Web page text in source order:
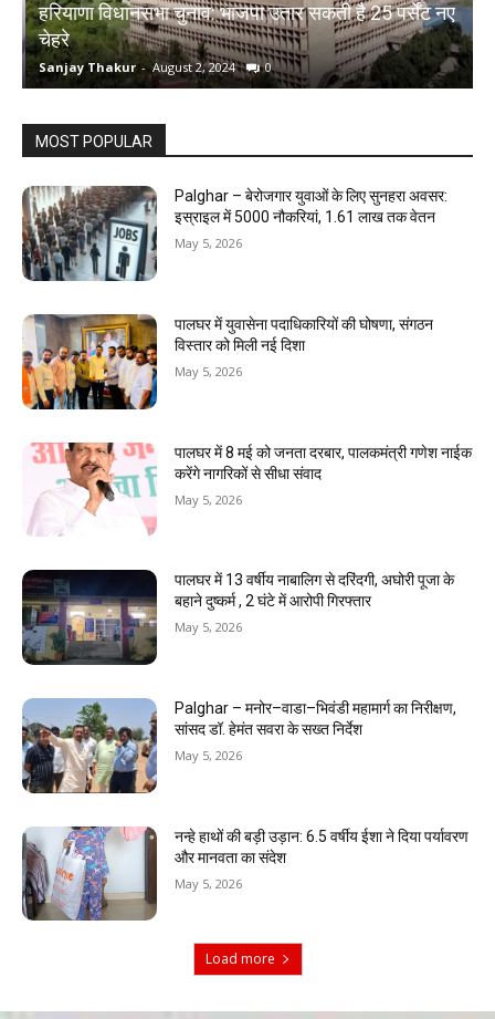
हरियाणा विधानसभा चुनाव: भाजपा उतार सकती है 25 पर्सेंट नए
चेहरे
Sanjay Thakur - August 2, 2024 0
MOST POPULAR
Palghar – बेरोजगार युवाओं के लिए सुनहरा अवसर:
इस्राइल में 5000 नौकरियां, ₹1.61 लाख तक वेतन
May 5, 2026
पालघर में युवासेना पदाधिकारियों की घोषणा, संगठन
विस्तार को मिली नई दिशा
May 5, 2026
पालघर में 8 मई को जनता दरबार, पालकमंत्री गणेश नाईक
करेंगे नागरिकों से सीधा संवाद
May 5, 2026
पालघर में 13 वर्षीय नाबालिग से दरिंदगी, अघोरी पूजा के
बहाने दुष्कर्म , 2 घंटे में आरोपी गिरफ्तार
May 5, 2026
Palghar – मनोर–वाडा–भिवंडी महामार्ग का निरीक्षण,
सांसद डॉ. हेमंत सवरा के सख्त निर्देश
May 5, 2026
नन्हे हाथों की बड़ी उड़ान: 6.5 वर्षीय ईशा ने दिया पर्यावरण
और मानवता का संदेश
May 5, 2026
Load more